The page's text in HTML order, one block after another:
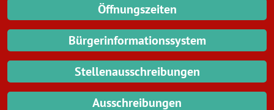
Öffnungszeiten
Bürgerinformationssystem
Stellenausschreibungen
Ausschreibungen